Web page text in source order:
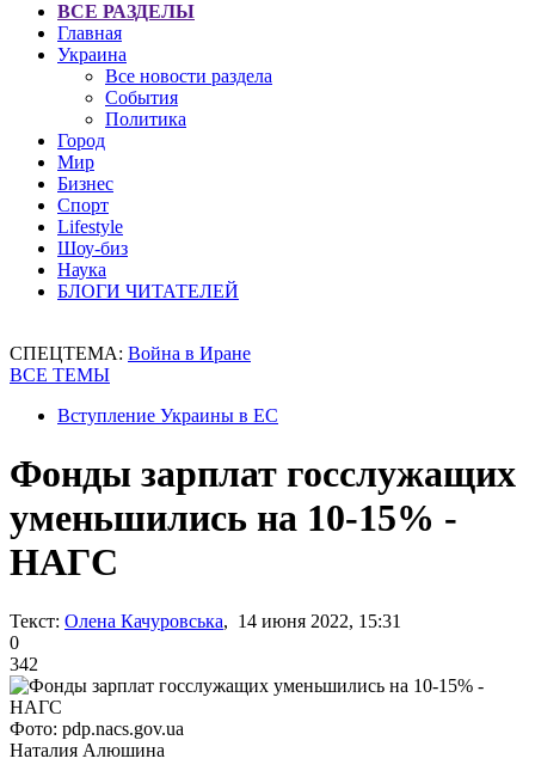
ВСЕ РАЗДЕЛЫ
Главная
Украина
Все новости раздела
События
Политика
Город
Мир
Бизнес
Спорт
Lifestyle
Шоу-биз
Наука
БЛОГИ ЧИТАТЕЛЕЙ
СПЕЦТЕМА: Война в Иране
ВСЕ ТЕМЫ
Вступление Украины в ЕС
Фонды зарплат госслужащих
уменьшились на 10-15% -
НАГС
Текст: Олена Качуровська, 14 июня 2022, 15:31
0
342
Фото: pdp.nacs.gov.ua
Наталия Алюшина